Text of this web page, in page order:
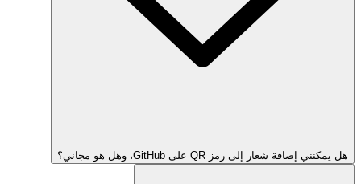
هل يمكنني إضافة شعار إلى رمز QR على GitHub، وهل هو مجاني؟